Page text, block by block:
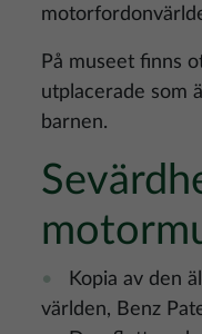
På museet finns
utplacerade som
barnen.
Kopia av den
världen, Benz